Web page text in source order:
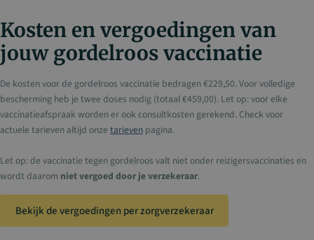
Kosten en vergoedingen van
jouw gordelroos vaccinatie
De kosten voor de gordelroos vaccinatie bedragen €229,50. Voor volledige
bescherming heb je twee doses nodig (totaal €459,00). Let op: voor elke
vaccinatieafspraak worden er ook consultkosten gerekend. Check voor
actuele tarieven altijd onze tarieven pagina.
Let op: de vaccinatie tegen gordelroos valt niet onder reizigersvaccinaties en
wordt daarom niet vergoed door je verzekeraar.
Bekijk de vergoedingen per zorgverzekeraar